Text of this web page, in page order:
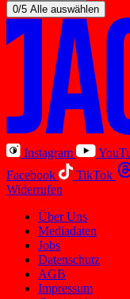
0/5 Alle auswählen
Instagram
Facebook
TikTok
Widerrufen
Über Uns
Mediadaten
Jobs
Datenschutz
AGB
Impressum